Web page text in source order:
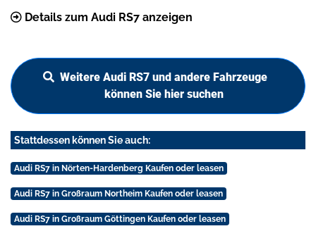
Details zum Audi RS7 anzeigen
Weitere Audi RS7 und andere Fahrzeuge
können Sie hier suchen
Stattdessen können Sie auch:
Audi RS7 in Nörten-Hardenberg Kaufen oder leasen
Audi RS7 in Großraum Northeim Kaufen oder leasen
Audi RS7 in Großraum Göttingen Kaufen oder leasen